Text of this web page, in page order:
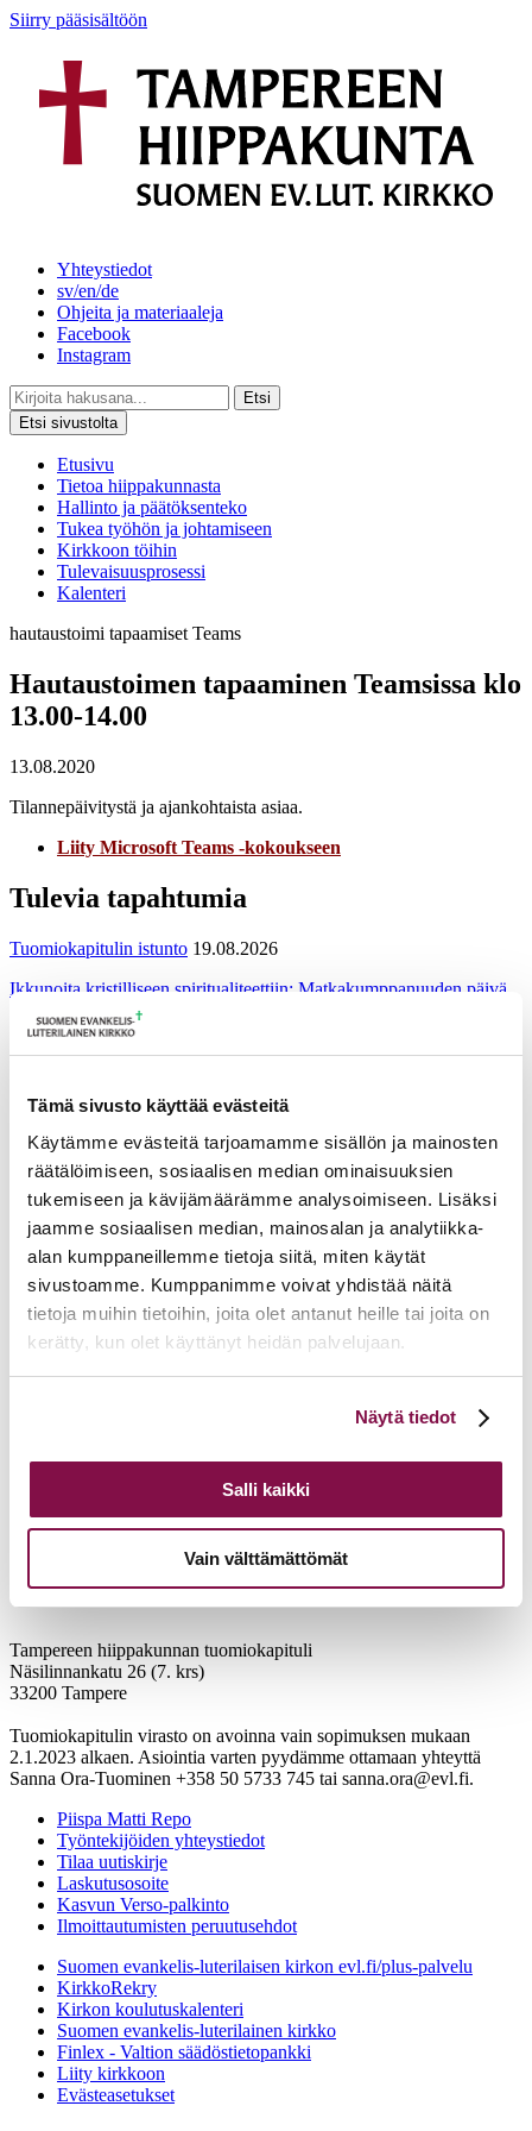
Tämä sivusto käyttää evästeitä
Käytämme evästeitä tarjoamamme sisällön ja mainosten
räätälöimiseen, sosiaalisen median ominaisuuksien
tukemiseen ja kävijämäärämme analysoimiseen. Lisäksi
jaamme sosiaalisen median, mainosalan ja analytiikka-
alan kumppaneillemme tietoja siitä, miten käytät
sivustoamme. Kumppanimme voivat yhdistää näitä
tietoja muihin tietoihin, joita olet antanut heille tai joita on
kerätty, kun olet käyttänyt heidän palvelujaan.
linkistä.
Näytä tiedot
Salli kaikki
Vain välttämättömät
Siirry pääsisältöön
Yhteystiedot
sv/en/de
Ohjeita ja materiaaleja
Facebook
Instagram
Etsi
Etsi sivustolta
Etusivu
Tietoa hiippakunnasta
Hallinto ja päätöksenteko
Tukea työhön ja johtamiseen
Kirkkoon töihin
Tulevaisuusprosessi
Kalenteri
hautaustoimi tapaamiset Teams
Hautaustoimen tapaaminen Teamsissa klo
13.00-14.00
13.08.2020
Tilannepäivitystä ja ajankohtaista asiaa.
Liity Microsoft Teams -kokoukseen
Tulevia tapahtumia
Tuomiokapitulin istunto 19.08.2026
Ikkunoita kristilliseen spiritualiteettiin: Matkakumppanuuden päivä
runojen, taiteen ja luonnon äärellä
Toimistoväen verkostotapaaminen 08.09.2026
Tampereen hiippakunnan tuomiokapituli
Näsilinnankatu 26 (7. krs)
33200 Tampere
Tuomiokapitulin virasto on avoinna vain sopimuksen mukaan
2.1.2023 alkaen. Asiointia varten pyydämme ottamaan yhteyttä
Sanna Ora-Tuominen +358 50 5733 745 tai sanna.ora@evl.fi.
Piispa Matti Repo
Työntekijöiden yhteystiedot
Tilaa uutiskirje
Laskutusosoite
Kasvun Verso-palkinto
Ilmoittautumisten peruutusehdot
Suomen evankelis-luterilaisen kirkon evl.fi/plus-palvelu
KirkkoRekry
Kirkon koulutuskalenteri
Suomen evankelis-luterilainen kirkko
Finlex - Valtion säädöstietopankki
Liity kirkkoon
Evästeasetukset